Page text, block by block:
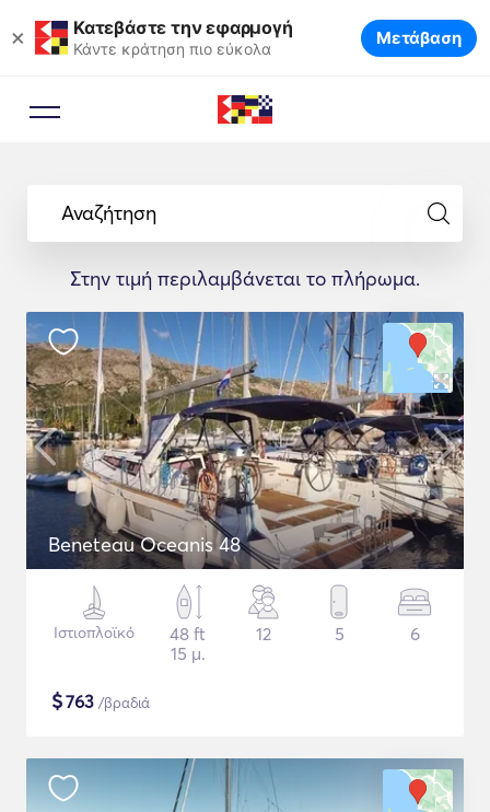
× Κατεβάστε την εφαρμογή
Κάντε κράτηση πιο εύκολα Μετάβαση
Αναζήτηση
Στην τιμή περιλαμβάνεται το πλήρωμα.
Beneteau Oceanis 48
Ιστιοπλοϊκό
48 ft
15 μ.
12 5 6
$763 /βραδιά